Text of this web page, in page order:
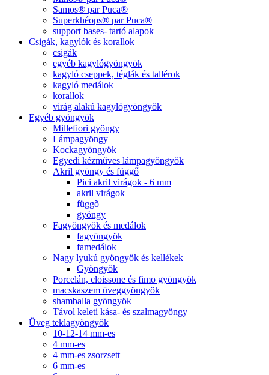
Samos® par Puca®
Superkhéops® par Puca®
support bases- tartó alapok
Csigák, kagylók és korallok
csigák
egyéb kagylógyöngyök
kagyló cseppek, téglák és tallérok
kagyló medálok
korallok
virág alakú kagylógyöngyök
Egyéb gyöngyök
Millefiori gyöngy
Lámpagyöngy
Kockagyöngyök
Egyedi kézműves lámpagyöngyök
Akril gyöngy és függő
Pici akril virágok - 6 mm
akril virágok
függõ
gyöngy
Fagyöngyök és medálok
fagyöngyök
famedálok
Nagy lyukú gyöngyök és kellékek
Gyöngyök
Porcelán, cloissone és fimo gyöngyök
macskaszem üveggyöngyök
shamballa gyöngyök
Távol keleti kása- és szalmagyöngy
Üveg teklagyöngyök
10-12-14 mm-es
4 mm-es
4 mm-es zsorzsett
6 mm-es